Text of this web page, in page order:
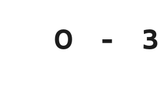
0 - 3